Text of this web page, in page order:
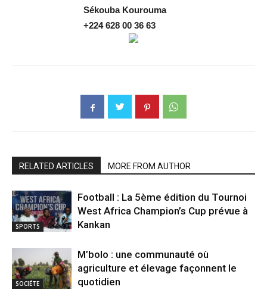
Sékouba Kourouma
+224 628 00 36 63
RELATED ARTICLES MORE FROM AUTHOR
SPORTS
Football : La 5ème édition du Tournoi
West Africa Champion’s Cup prévue à
Kankan
SOCIÉTE
M’bolo : une communauté où
agriculture et élevage façonnent le
quotidien